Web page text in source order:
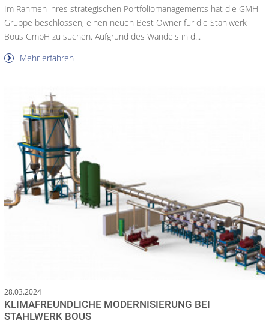
Im Rahmen ihres strategischen Portfoliomanagements hat die GMH
Gruppe beschlossen, einen neuen Best Owner für die Stahlwerk
Bous GmbH zu suchen. Aufgrund des Wandels in d...
Mehr erfahren
28.03.2024
KLIMAFREUNDLICHE MODERNISIERUNG BEI
STAHLWERK BOUS